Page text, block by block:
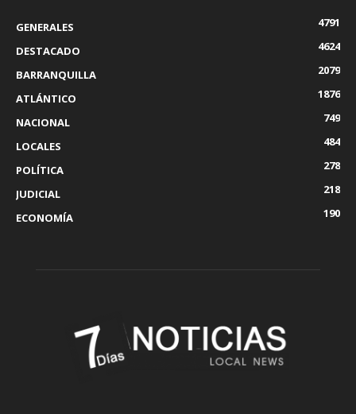
GENERALES
4791
DESTACADO
4624
BARRANQUILLA
2079
ATLÁNTICO
1876
NACIONAL
749
LOCALES
484
POLÍTICA
278
JUDICIAL
218
ECONOMÍA
190